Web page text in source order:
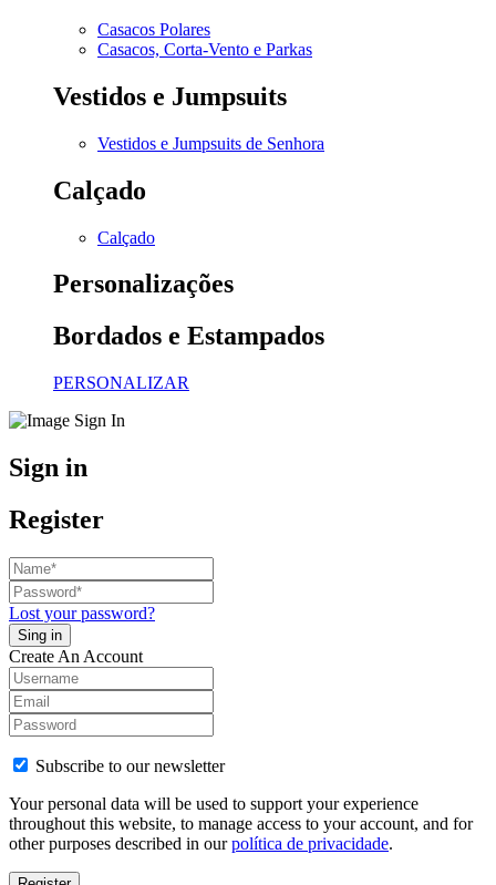
Casacos Polares
Casacos, Corta-Vento e Parkas
Vestidos e Jumpsuits
Vestidos e Jumpsuits de Senhora
Calçado
Calçado
Personalizações
Bordados e Estampados
PERSONALIZAR
Sign in
Register
Lost your password?
Create An Account
Subscribe to our newsletter
Your personal data will be used to support your experience
throughout this website, to manage access to your account, and for
other purposes described in ourpolítica de privacidade.